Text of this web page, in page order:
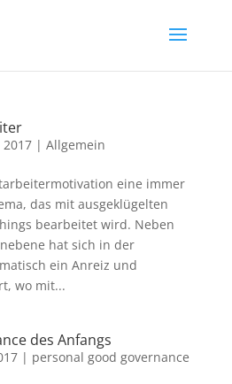
2017| Allgemein
eine immer
das mit ausgeklügelten
bearbeitet wird. Neben
hat sich in der
ein Anreiz und
wo mit...
des Anfangs
| personal good governance